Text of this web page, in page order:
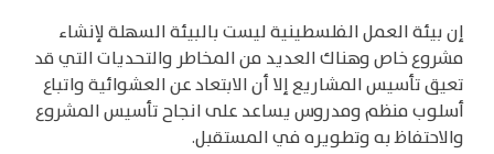
إن بيئة العمل الفلسطينية ليست بالبيئة السهلة لإنشاء
مشروع خاص وهناك العديد من المخاطر والتحديات التي قد
تعيق تأسيس المشاريع إلا أن الابتعاد عن العشوائية واتباع
أسلوب منظم ومدروس يساعد على انجاح تأسيس المشروع
والاحتفاظ به وتطويره في المستقبل.